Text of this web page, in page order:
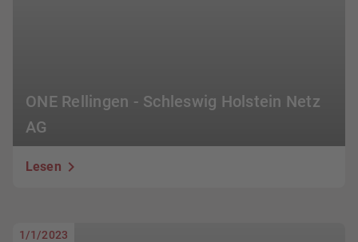
ONE Rellingen - Schleswig Holstein Netz
AG
Lesen
1/1/2023